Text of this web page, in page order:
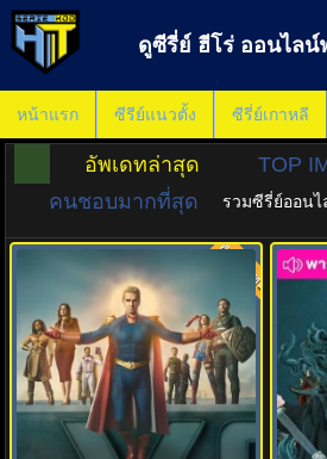
ดูซีรี่ย์ ฮีโร่ ออนไลน์
หน้าแรก ซีรีย์แนวตั้ง ซีรี่ย์เกาหลี
อัพเดทล่าสุด
TOP
คนชอบมากที่สุด
รวมซีรี่ย์ออนไ
พากย์ไทย